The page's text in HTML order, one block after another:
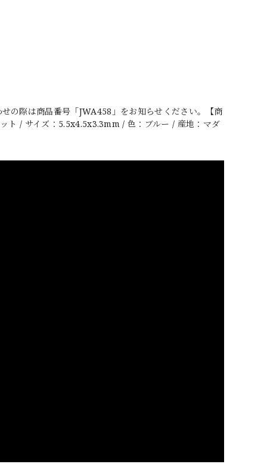
の際は商品番号「JWA458」をお知らせください。【商
ト / サイズ：5.5x4.5x3.3mm / 色：ブルー / 産地：マダ